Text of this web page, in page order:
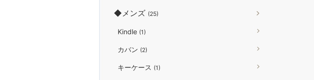
◆メンズ (25)
Kindle (1)
カバン (2)
キーケース (1)